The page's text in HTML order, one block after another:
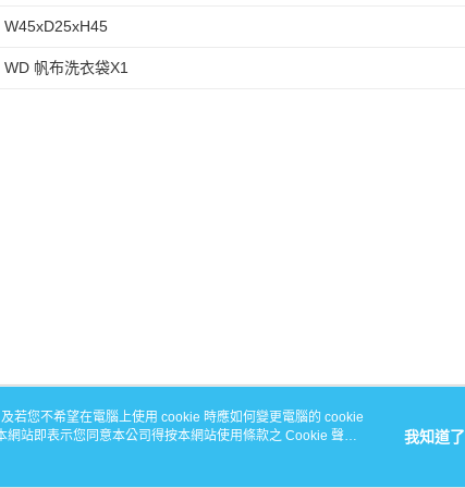
W45xD25xH45
WD 帆布洗衣袋X1
客服資訊
若您不希望在電腦上使用 cookie 時應如何變更電腦的 cookie
網站即表示您同意本公司得按本網站使用條款之 Cookie 聲明
我知道了